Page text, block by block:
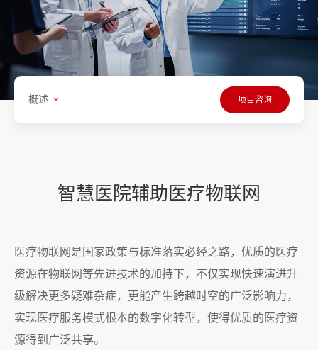
概述 项目咨询
智慧医院辅助医疗物联网
医疗物联网是国家政策与标准落实必经之路，优质的医疗
资源在物联网等先进技术的加持下，不仅实现快速演进升
级解决更多疑难杂症，更能产生跨越时空的广泛影响力，
实现医疗服务模式根本的数字化转型，使得优质的医疗资
源得到广泛共享。